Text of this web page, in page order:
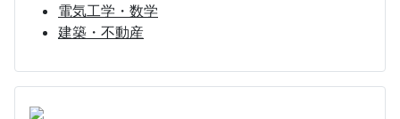
電気工学・数学
建築・不動産